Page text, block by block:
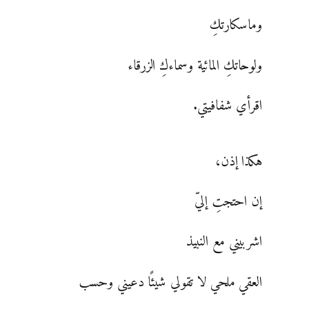
وماسكارتكِ
ولوحاتكِ المائية وسماءكِ الزرقاء
اقرأي شفافيتي.
هكذا إذن،
إن احتجتِ إليّ
اشربيني مع النبيذ
العقي ملحي لا تقولي شيئًا دعيني وحسب